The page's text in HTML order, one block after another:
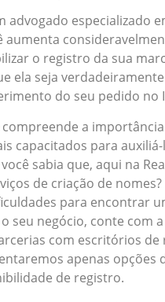
advogado especializado
aumenta
o registro da sua
ela seja
do seu pedido no
compreende a
capacitados para
sabia que, aqui na
de criação de nomes?
para encontrar
seu negócio, conte com
com escritórios de
apenas opções
de registro.